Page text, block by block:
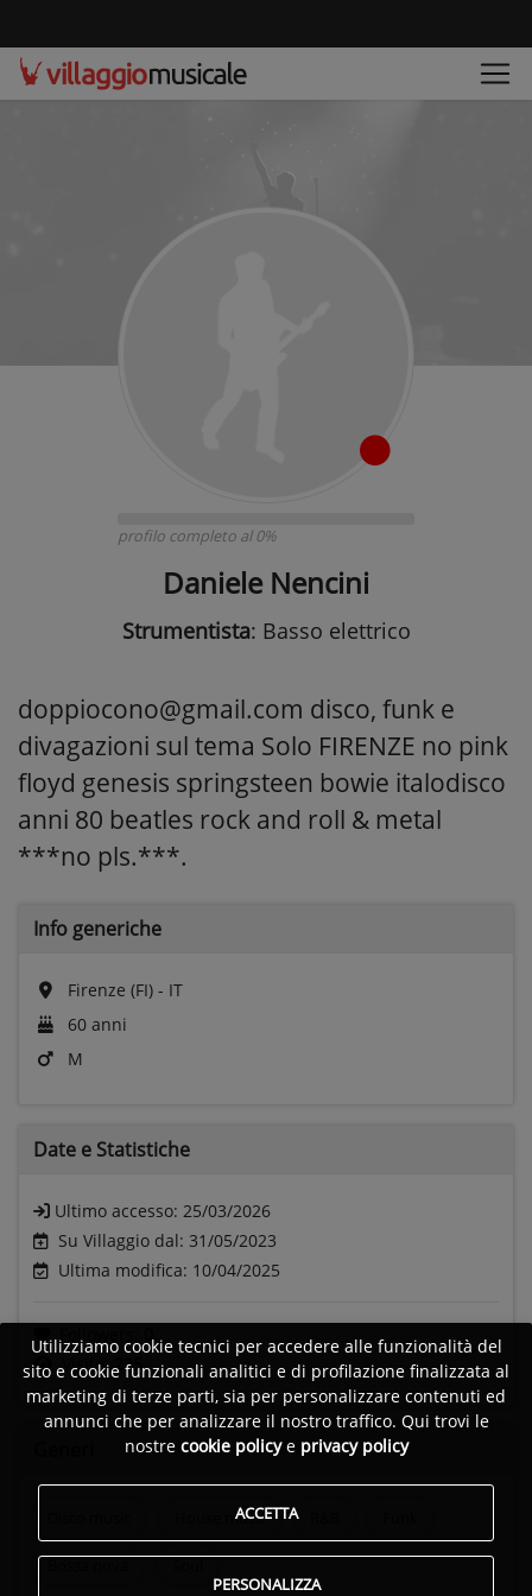
profilo completo al 0%
Daniele Nencini
Strumentista: Basso elettrico
doppiocono@gmail.com disco, funk e
divagazioni sul tema Solo FIRENZE no pink
floyd genesis springsteen bowie italodisco
anni 80 beatles rock and roll & metal
***no pls.***.
Info generiche
Firenze (FI) - IT
60 anni
M
Date e Statistiche
Ultimo accesso: 25/03/2026
Su Villaggio dal: 31/05/2023
Ultima modifica: 10/04/2025
Visite:225
House music
Utilizziamo cookie tecnici per accedere alle funzionalità del
sito e cookie funzionali analitici e di profilazione finalizzata al
marketing di terze parti, sia per personalizzare contenuti ed
annunci che per analizzare il nostro traffico. Qui trovi le
nostre cookie policye privacy policy
ACCETTA
PERSONALIZZA